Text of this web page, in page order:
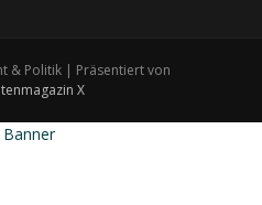
& Politik | Präsentiert von
X